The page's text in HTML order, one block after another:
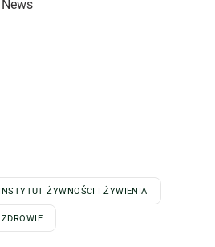
INSTYTUT ŻYWNOŚCI I ŻYWIENIA
ZDROWIE